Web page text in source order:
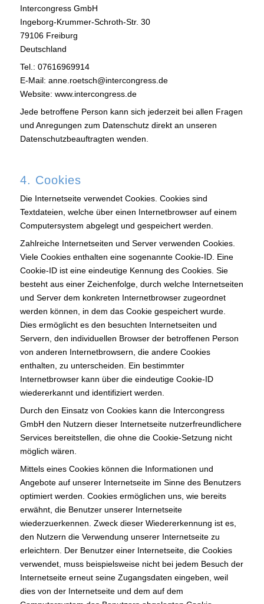
Intercongress GmbH
Ingeborg-Krummer-Schroth-Str. 30
79106 Freiburg
Deutschland
Tel.: 07616969914
E-Mail: anne.roetsch@intercongress.de
Website: www.intercongress.de
Jede betroffene Person kann sich jederzeit bei allen Fragen
und Anregungen zum Datenschutz direkt an unseren
Datenschutzbeauftragten wenden.
4. Cookies
Die Internetseite verwendet Cookies. Cookies sind
Textdateien, welche über einen Internetbrowser auf einem
Computersystem abgelegt und gespeichert werden.
Zahlreiche Internetseiten und Server verwenden Cookies.
Viele Cookies enthalten eine sogenannte Cookie-ID. Eine
Cookie-ID ist eine eindeutige Kennung des Cookies. Sie
besteht aus einer Zeichenfolge, durch welche Internetseiten
und Server dem konkreten Internetbrowser zugeordnet
werden können, in dem das Cookie gespeichert wurde.
Dies ermöglicht es den besuchten Internetseiten und
Servern, den individuellen Browser der betroffenen Person
von anderen Internetbrowsern, die andere Cookies
enthalten, zu unterscheiden. Ein bestimmter
Internetbrowser kann über die eindeutige Cookie-ID
wiedererkannt und identifiziert werden.
Durch den Einsatz von Cookies kann die Intercongress
GmbH den Nutzern dieser Internetseite nutzerfreundlichere
Services bereitstellen, die ohne die Cookie-Setzung nicht
möglich wären.
Mittels eines Cookies können die Informationen und
Angebote auf unserer Internetseite im Sinne des Benutzers
optimiert werden. Cookies ermöglichen uns, wie bereits
erwähnt, die Benutzer unserer Internetseite
wiederzuerkennen. Zweck dieser Wiedererkennung ist es,
den Nutzern die Verwendung unserer Internetseite zu
erleichtern. Der Benutzer einer Internetseite, die Cookies
verwendet, muss beispielsweise nicht bei jedem Besuch der
Internetseite erneut seine Zugangsdaten eingeben, weil
dies von der Internetseite und dem auf dem